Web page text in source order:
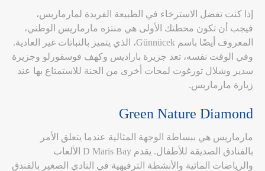
إذا كنت تفضل الاسترخاء في الطبيعة الفريدة لمارماريس،
فيجب أن تكون محطتك الأولى هي منتزه مارماريس الوطني،
المعروف أيضًا باسم Günnücek، الذي يتميز بالنباتات غير العادية.
وفي الوقت نفسه، تعد جزيرة باراديس وكهف فوسفورلو وجزيرة
سدير وشلال تورغوت لمحات أخرى من الجنة للاستمتاع بها عند
زيارة مارماريس.
Green Nature Diamond
مارماريس هي ببساطة الوجهة المثالية عندما يتعلق الأمر
بالفنادق الصديقة للأطفال. يقدم D Maris Bay الألعاب
والرياضات المائية والأنشطة الترفيهية في النادي الصغير بالفندق